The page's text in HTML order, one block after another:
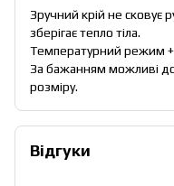
Зручний крій не сковує
зберігає тепло тіла.
Температурний режим
За бажанням можливi
розміру.
Відгуки